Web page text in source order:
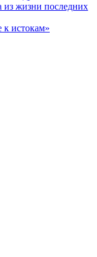
из жизни последних
к истокам»